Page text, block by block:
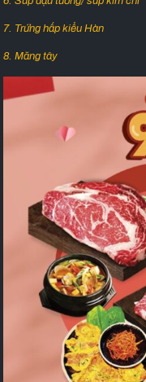
7. Trứng hấp kiểu Hàn
8. Măng tây